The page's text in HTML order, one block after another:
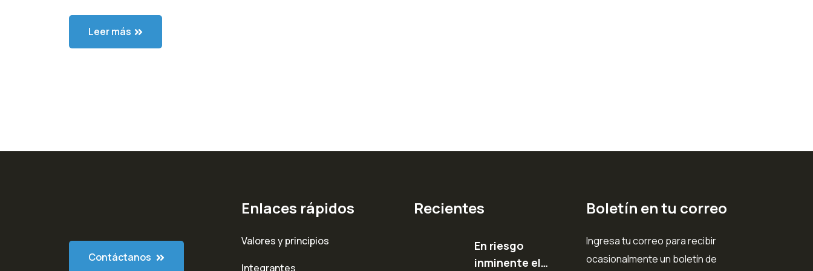
Leer más
Contáctanos
Enlaces rápidos
Valores y principios
Integrantes
Recientes
En riesgo
inminente el…
Boletín en tu correo
Ingresa tu correo para recibir
ocasionalmente un boletín de